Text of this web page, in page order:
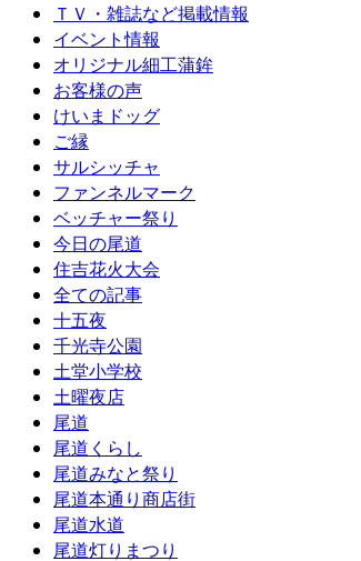
ＴＶ・雑誌など掲載情報
イベント情報
オリジナル細工蒲鉾
お客様の声
けいまドッグ
ご縁
サルシッチャ
ファンネルマーク
ベッチャー祭り
今日の尾道
住吉花火大会
全ての記事
十五夜
千光寺公園
土堂小学校
土曜夜店
尾道
尾道くらし
尾道みなと祭り
尾道本通り商店街
尾道水道
尾道灯りまつり